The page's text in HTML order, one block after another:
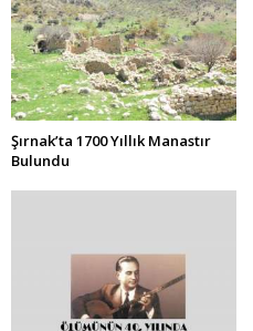
Şırnak’ta 1700 Yıllık Manastır
Bulundu